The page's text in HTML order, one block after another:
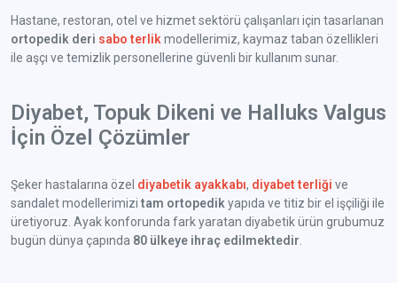
Hastane, restoran, otel ve hizmet sektörü çalışanları için tasarlanan
ortopedik deri sabo terlik modellerimiz, kaymaz taban özellikleri
ile aşçı ve temizlik personellerine güvenli bir kullanım sunar.
Diyabet, Topuk Dikeni ve Halluks Valgus
İçin Özel Çözümler
Şeker hastalarına özel diyabetik ayakkabı, diyabet terliği ve
sandalet modellerimizi tam ortopedik yapıda ve titiz bir el işçiliği ile
üretiyoruz. Ayak konforunda fark yaratan diyabetik ürün grubumuz
bugün dünya çapında 80 ülkeye ihraç edilmektedir